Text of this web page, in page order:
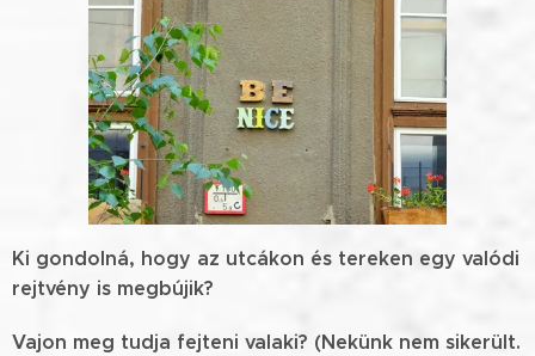
Ki gondolná, hogy az utcákon és tereken egy valódi
rejtvény is megbújik?
Vajon meg tudja fejteni valaki? (Nekünk nem sikerült.